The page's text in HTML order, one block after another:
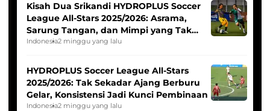
Kisah Dua Srikandi HYDROPLUS Soccer
League All-Stars 2025/2026: Asrama,
Sarung Tangan, dan Mimpi yang Tak
Pernah Padam
Indonesia2 minggu yang lalu
HYDROPLUS Soccer League All-Stars
2025/2026: Tak Sekadar Ajang Berburu
Gelar, Konsistensi Jadi Kunci Pembinaan
Indonesia2 minggu yang lalu